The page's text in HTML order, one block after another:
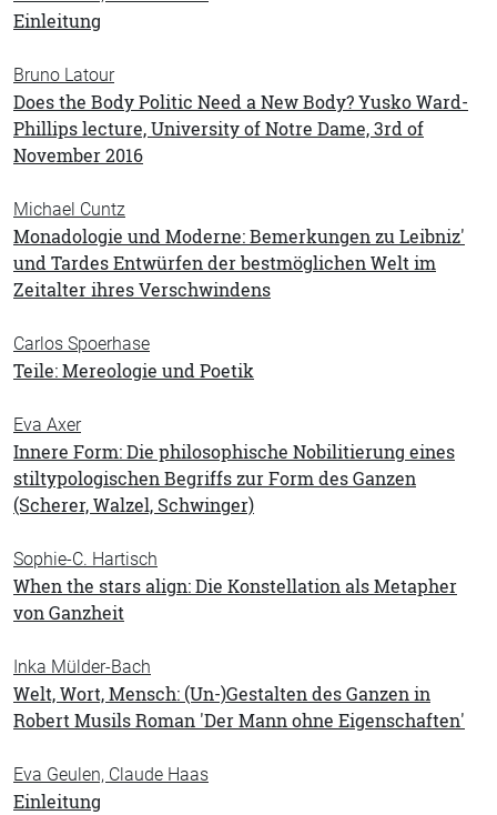
Einleitung
Bruno Latour
Does the Body Politic Need a New Body? Yusko Ward-
Phillips lecture, University of Notre Dame, 3rd of
November 2016
Michael Cuntz
Monadologie und Moderne: Bemerkungen zu Leibniz'
und Tardes Entwürfen der bestmöglichen Welt im
Zeitalter ihres Verschwindens
Carlos Spoerhase
Teile: Mereologie und Poetik
Eva Axer
Innere Form: Die philosophische Nobilitierung eines
stiltypologischen Begriffs zur Form des Ganzen
(Scherer, Walzel, Schwinger)
Sophie-C. Hartisch
When the stars align: Die Konstellation als Metapher
von Ganzheit
Inka Mülder-Bach
Welt, Wort, Mensch: (Un-)Gestalten des Ganzen in
Robert Musils Roman 'Der Mann ohne Eigenschaften'
Eva Geulen, Claude Haas
Einleitung